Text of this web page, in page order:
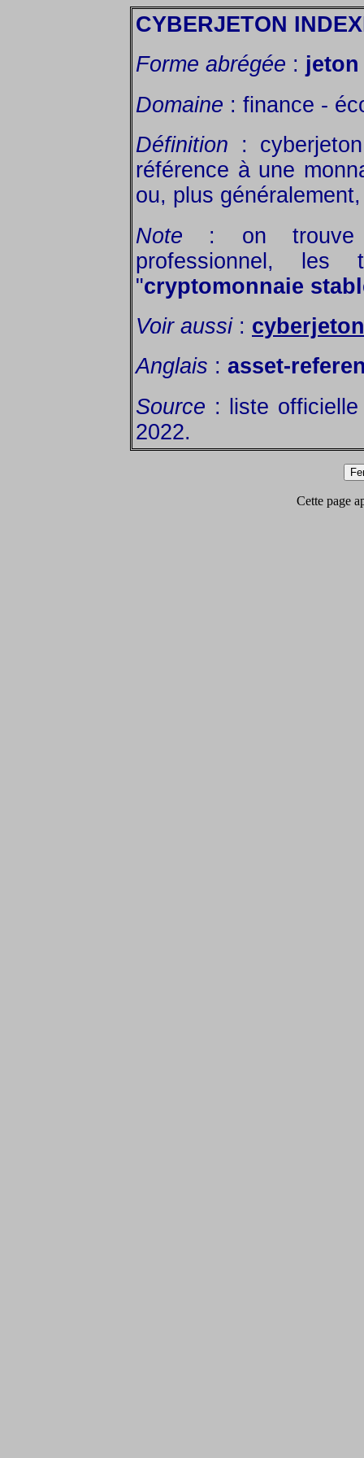
CYBERJETON
Forme abrégée :
Domaine : finance -
Définition :
référence à une
ou, plus
Note : on trouve
professionnel, les
"cryptomonnaie
Voir aussi: cyberjeton
Anglais : asset-
Source : liste
2022.
Cette page